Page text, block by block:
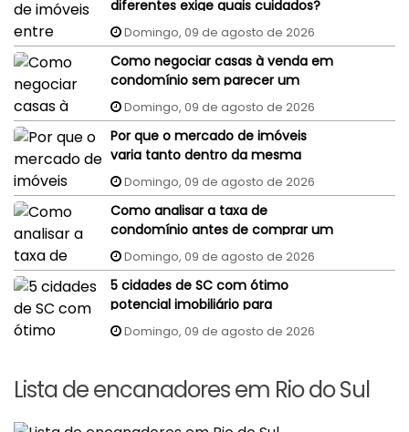
diferentes exige quais cuidados?
Domingo, 09 de agosto de 2026
Como negociar casas à venda em
condomínio sem parecer um
comprador despreparado?
Domingo, 09 de agosto de 2026
Por que o mercado de imóveis
varia tanto dentro da mesma
cidade?
Domingo, 09 de agosto de 2026
Como analisar a taxa de
condomínio antes de comprar um
imóvel?
Domingo, 09 de agosto de 2026
5 cidades de SC com ótimo
potencial imobiliário para
investidores
Domingo, 09 de agosto de 2026
Lista de encanadores em Rio do Sul